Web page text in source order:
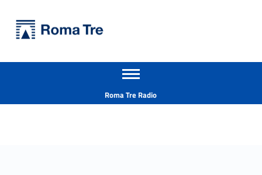
CLAUDIO COLUMBANO insegnamenti - Università Roma Tre
Apri il menu secondario
Roma Tre Radio